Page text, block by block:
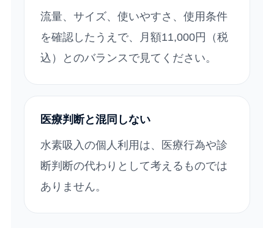
流量、サイズ、使いやすさ、使用条件
を確認したうえで、月額11,000円（税
込）とのバランスで見てください。
医療判断と混同しない
水素吸入の個人利用は、医療行為や診
断判断の代わりとして考えるものでは
ありません。